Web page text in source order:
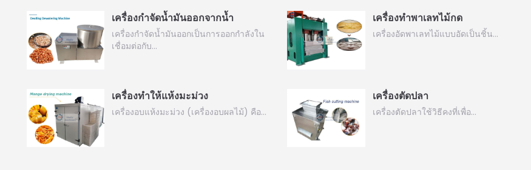
เครื่องกำจัดน้ำมันออกจากน้ำ
เครื่องกำจัดน้ำมันออกเป็นการออกกำลังใน
เชื่อมต่อกับ…
เครื่องทำพาเลทไม้กด
เครื่องอัดพาเลทไม้แบบอัดเป็นชิ้น…
เครื่องทำให้แห้งมะม่วง
เครื่องอบแห้งมะม่วง (เครื่องอบผลไม้) คือ…
เครื่องตัดปลา
เครื่องตัดปลาใช้วิธีคงที่เพื่อ…